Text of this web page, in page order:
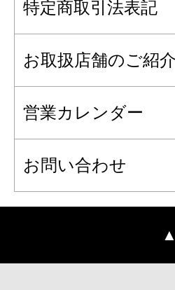
特定商取引法表記
お取扱店舗のご紹介
営業カレンダー
お問い合わせ